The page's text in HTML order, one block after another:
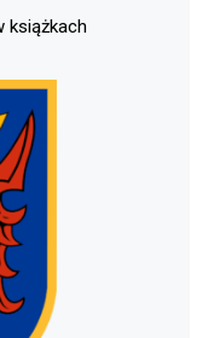
książkach